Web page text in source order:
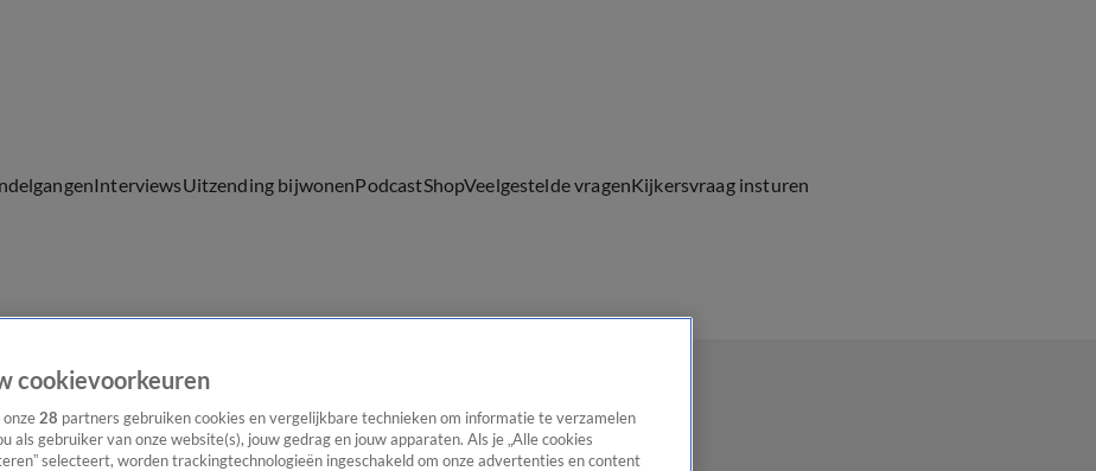
InterviewsUitzending bijwonenPodcastShopVeelgestelde vragenKijkersvraag insturen
bijwonen
cookievoorkeuren
28 partners gebruiken cookies en vergelijkbare technieken om informatie te verzamelen
als gebruiker van onze website(s), jouw gedrag en jouw apparaten. Als je „Alle cookies
selecteert, worden trackingtechnologieën ingeschakeld om onze advertenties en content